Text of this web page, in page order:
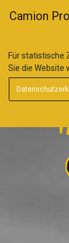
Für statistische
Sie die Website
Camion Pro